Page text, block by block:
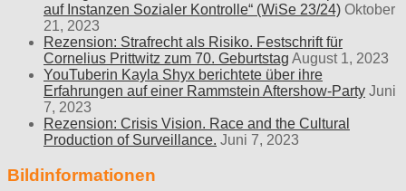
auf Instanzen Sozialer Kontrolle“ (WiSe 23/24) Oktober
21, 2023
Rezension: Strafrecht als Risiko. Festschrift für
Cornelius Prittwitz zum 70. Geburtstag August 1, 2023
YouTuberin Kayla Shyx berichtete über ihre
Erfahrungen auf einer Rammstein Aftershow-Party Juni
7, 2023
Rezension: Crisis Vision. Race and the Cultural
Production of Surveillance. Juni 7, 2023
Bildinformationen